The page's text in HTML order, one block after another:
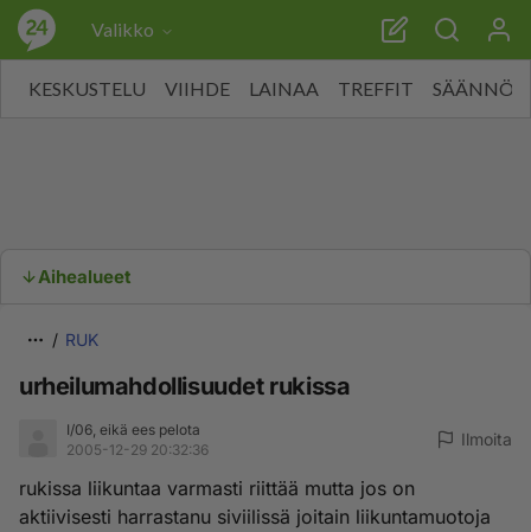
Valikko
KESKUSTELU VIIHDE LAINAA TREFFIT SÄÄNNÖT
Aihealueet
RUK
urheilumahdollisuudet rukissa
I/06, eikä ees pelota
2005-12-29 20:32:36
Ilmoita
rukissa liikuntaa varmasti riittää mutta jos on
aktiivisesti harrastanu siviilissä joitain liikuntamuotoja